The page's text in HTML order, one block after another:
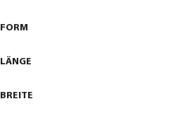
FORM
LÄNGE
BREITE